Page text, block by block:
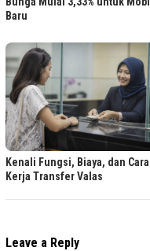
Baru
Kenali Fungsi, Biaya, dan Cara
Kerja Transfer Valas
Leave a Reply